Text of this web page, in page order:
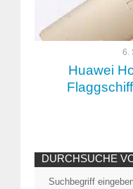
6.
Huawei
DURCHSUCHE